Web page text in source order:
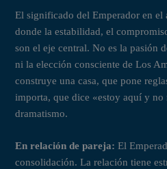
El significado del Emperador en
donde la estabilidad, el
son el eje central. No es la pasión
ni la elección consciente de Los
construye una casa, que pone
importa, que dice «estoy aquí y no
dramatismo.
En relación de pareja: El
consolidación. La relación tiene